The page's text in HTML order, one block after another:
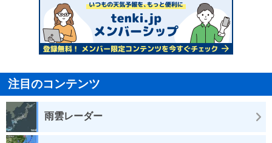
注目のコンテンツ
雨雲レーダー